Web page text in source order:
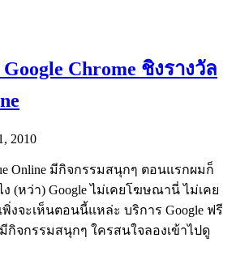
Chrome ชิงรางวัล
2010
Online มีกิจกรรมสนุกๆ ตอนแรกผมก็
(หว่า) Google ไม่เคยโฆษณานี่ ไม่เคย
งจะเห็นตอนนี้แหล่ะ บริการ Google ฟรี
จกรรมสนุกๆ ใครสนใจลองเข้าไปดู